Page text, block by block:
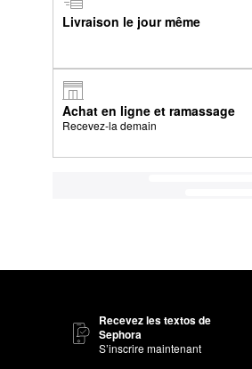
Livraison le jour même
Achat en ligne et ramassage
Recevez-la demain
Recevez les textos de
Sephora
S’inscrire maintenant